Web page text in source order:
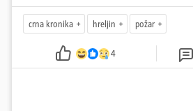
crna kronika hreljin požar
4